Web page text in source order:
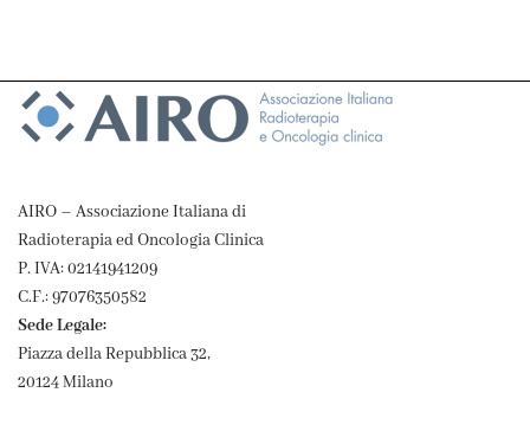
AIRO – Associazione Italiana di
Radioterapia ed Oncologia Clinica
P. IVA: 02141941209
C.F.: 97076350582
Sede Legale:
Piazza della Repubblica 32,
20124 Milano